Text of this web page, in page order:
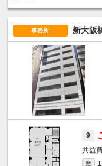
事務所 新大阪
9
敷